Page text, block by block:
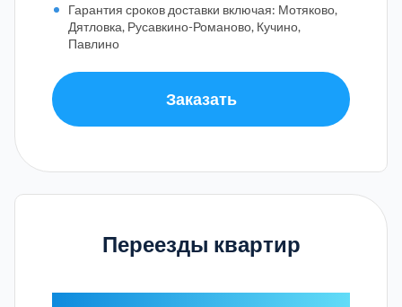
Гарантия сроков доставки включая: Мотяково,
Дятловка, Русавкино-Романово, Кучино,
Павлино
Заказать
Переезды квартир